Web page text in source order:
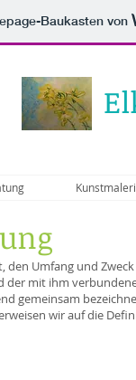
Baukasten von
den Umfang und
der mit ihm
gemeinsam
wir auf die